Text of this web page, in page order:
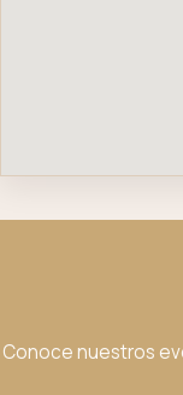
Conoce nuestros